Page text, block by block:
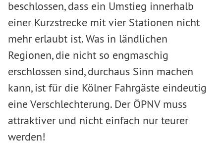
beschlossen, dass ein Umstieg innerhalb
einer Kurzstrecke mit vier Stationen nicht
mehr erlaubt ist. Was in ländlichen
Regionen, die nicht so engmaschig
erschlossen sind, durchaus Sinn machen
kann, ist für die Kölner Fahrgäste eindeutig
eine Verschlechterung. Der ÖPNV muss
attraktiver und nicht einfach nur teurer
werden!